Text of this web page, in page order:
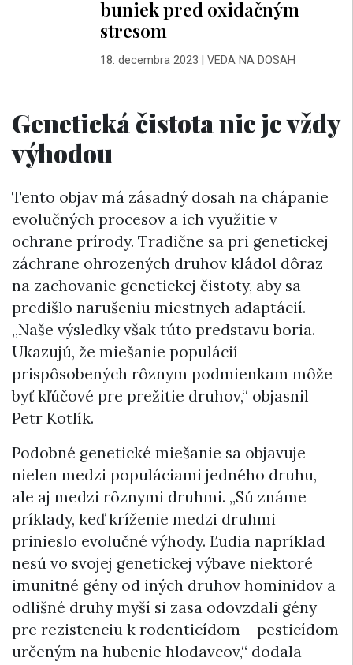
buniek pred oxidačným
stresom
18. decembra 2023 VEDA NA DOSAH
Genetická čistota nie je vždy
výhodou
Tento objav má zásadný dosah na chápanie
evolučných procesov a ich využitie v
ochrane prírody. Tradične sa pri genetickej
záchrane ohrozených druhov kládol dôraz
na zachovanie genetickej čistoty, aby sa
predišlo narušeniu miestnych adaptácií.
„Naše výsledky však túto predstavu boria.
Ukazujú, že miešanie populácií
prispôsobených rôznym podmienkam môže
byť kľúčové pre prežitie druhov,“ objasnil
Petr Kotlík.
Podobné genetické miešanie sa objavuje
nielen medzi populáciami jedného druhu,
ale aj medzi rôznymi druhmi. „Sú známe
príklady, keď kríženie medzi druhmi
prinieslo evolučné výhody. Ľudia napríklad
nesú vo svojej genetickej výbave niektoré
imunitné gény od iných druhov hominidov a
odlišné druhy myší si zasa odovzdali gény
pre rezistenciu k rodenticídom – pesticídom
určeným na hubenie hlodavcov,“ dodala